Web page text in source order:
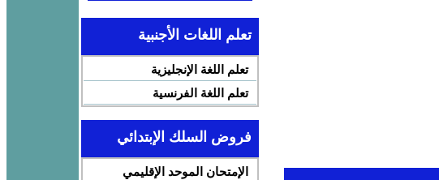
تعلم اللغات الأجنبية
تعلم اللغة الإنجليزية
تعلم اللغة الفرنسية
فروض السلك الإبتدائي
الإمتحان الموحد الإقليمي